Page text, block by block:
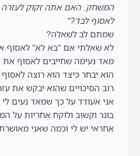
המשחק. האם אתה זקוק
לאסוף לבד?"
שמתם לב לשאלה?
לא שאלתי אם "בא לא" לאסוף
מאד נעימה שחייבים לאסוף
הוא יבחר כיצד הוא רוצה
רוב הסיכויים שהוא יבקש את
אני אעודד על כך שמאד נעים
בוגר וקשוב ולוקח אחריות על
אחראי יש לי וכמה שאני